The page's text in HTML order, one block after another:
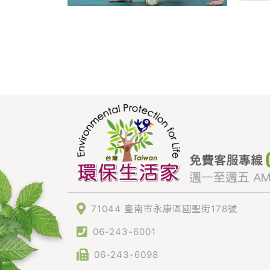
71044 臺南市永康區國聖街178號
06-243-6001
06-243-6098